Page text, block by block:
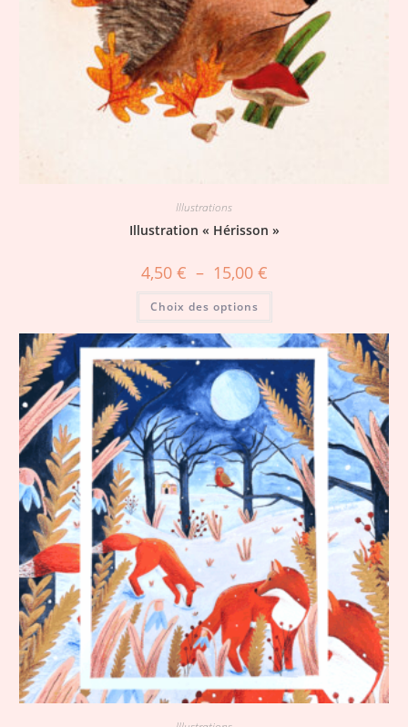
Illustrations
Illustration « Hérisson »
4,50 € – 15,00 €
Choix des options